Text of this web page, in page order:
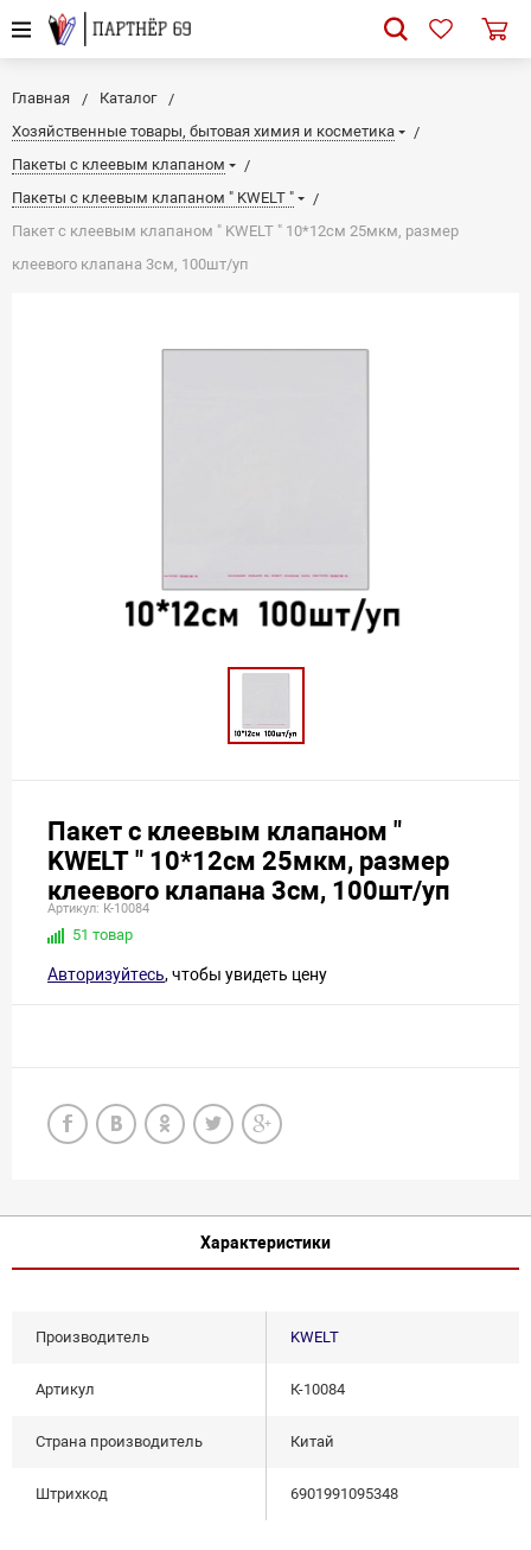
Главная
Каталог
Хозяйственные товары, бытовая химия и косметика
Пакеты с клеевым клапаном
Пакеты с клеевым клапаном " KWELT "
Пакет с клеевым клапаном " KWELT " 10*12см 25мкм, размер
клеевого клапана 3см, 100шт/уп
Пакет с клеевым клапаном "
KWELT " 10*12см 25мкм, размер
клеевого клапана 3см, 100шт/уп
Артикул: К-10084
51 товар
Авторизуйтесь, чтобы увидеть цену
Характеристики
Производитель KWELT
Артикул К-10084
Страна производитель Китай
Штрихкод 6901991095348